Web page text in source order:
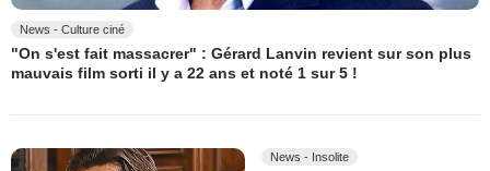
News - Culture ciné
"On s'est fait massacrer" : Gérard Lanvin revient sur son plus
mauvais film sorti il y a 22 ans et noté 1 sur 5 !
News - Insolite